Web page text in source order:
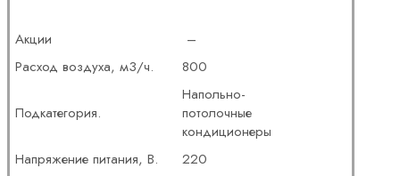
Акции
–
Расход воздуха, м3/ч.
800
Подкатегория.
Напольно-
потолочные
кондиционеры
Напряжение питания, В.
220